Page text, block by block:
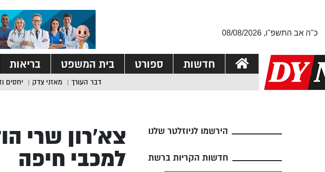
כ"ה אב התשפ"ו, 08/08/2026
חדשות ספורט בית המשפט בריאות
דבר העורך מאזני צדק יחסים
הירשמו לניוזלטר שלנו
חדשות הקריות ברשת
צא’רון שרי
למכבי חיפה